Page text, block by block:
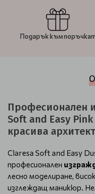
Подарък към
Професионален
Soft and Easy
красива
Claresa Soft and Easy
професионален
лесно моделиране,
изглеждащ маникюр.